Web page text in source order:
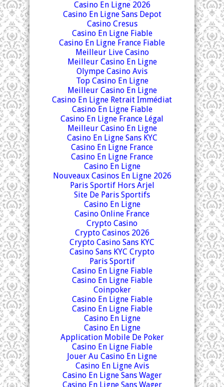
Casino En Ligne 2026
Casino En Ligne Sans Depot
Casino Cresus
Casino En Ligne Fiable
Casino En Ligne France Fiable
Meilleur Live Casino
Meilleur Casino En Ligne
Olympe Casino Avis
Top Casino En Ligne
Meilleur Casino En Ligne
Casino En Ligne Retrait Immédiat
Casino En Ligne Fiable
Casino En Ligne France Légal
Meilleur Casino En Ligne
Casino En Ligne Sans KYC
Casino En Ligne France
Casino En Ligne France
Casino En Ligne
Nouveaux Casinos En Ligne 2026
Paris Sportif Hors Arjel
Site De Paris Sportifs
Casino En Ligne
Casino Online France
Crypto Casino
Crypto Casinos 2026
Crypto Casino Sans KYC
Casino Sans KYC Crypto
Paris Sportif
Casino En Ligne Fiable
Casino En Ligne Fiable
Coinpoker
Casino En Ligne Fiable
Casino En Ligne Fiable
Casino En Ligne
Casino En Ligne
Application Mobile De Poker
Casino En Ligne Fiable
Jouer Au Casino En Ligne
Casino En Ligne Avis
Casino En Ligne Sans Wager
Casino En Ligne Sans Wager